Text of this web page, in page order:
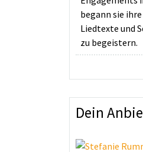
begann sie
Liedtexte und
zu begeistern.
Dein